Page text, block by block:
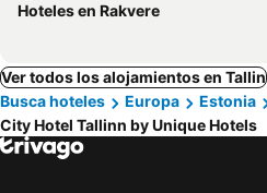
Hoteles en Rakvere
Ver todos los alojamientos en Tallin
Busca hoteles
Europa Estonia
City Hotel Tallinn by Unique Hotels